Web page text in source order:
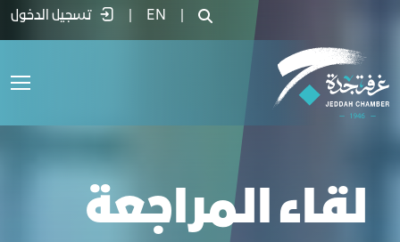
لقاء المراجعة الداخلية كركيزة للحوكمة
EN تسجيل الدخول
لقاء المراجعة